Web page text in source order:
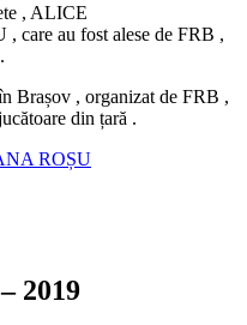
, ALICE
au fost alese de FRB ,
Brașov , organizat de FRB ,
din țară .
ROȘU
2019